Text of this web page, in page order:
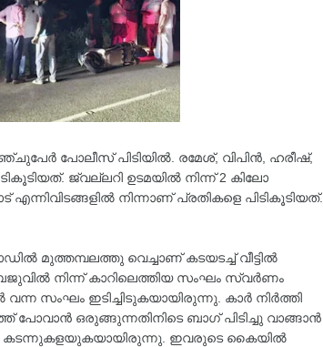
പോലീസ് പിടിയിൽ. രമേശ്, വിപിൻ, ഹരീഷ്,
ജ്വല്ലറി ഉടമയിൽ നിന്ന് 2 കിലോ
നിന്നാണ് പ്രതികളെ പിടികൂടിയത്.
മുത്തമ്പലത്തു വെച്ചാണ് കടയടച്ച് വീട്ടിൽ
നിന്ന് കാറിലെത്തിയ സംഘം സ്വർണം
സംഘം ഇടിച്ചിടുകയായിരുന്നു. കാർ നിർത്തി
പോവാൻ ഒരുങ്ങുന്നതിനിടെ ബാഗ് പിടിച്ചു വാങ്ങാൻ
കടന്നുകളയുകയായിരുന്നു. ഇവരുടെ കൈയിൽ